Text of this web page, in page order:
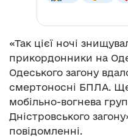
«Так цієї ночі
прикордонники на
Одеського загону
смертоносні БПЛА.
мобільно-вогнева
Дністровського
повідомленні.